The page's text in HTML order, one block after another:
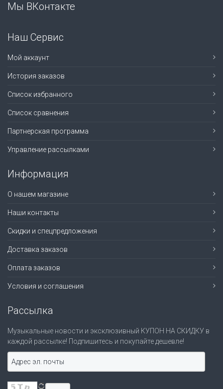
Мы ВКонтакте
Наш Сервис
Мой аккаунт
История заказов
Список избранного
Список сравнения
Партнерская программа
Управление рассылками
Информация
О нашем магазине
Наши контакты
Скидки и спецпредложения
Доставка заказов
Оплата заказов
Условия и соглашения
Рассылка
Музыкальные новости и эксклюзивный КУПОН НА СКИДКУ в
каждой рассылке! Подпишитесь и покупайте дешевле!